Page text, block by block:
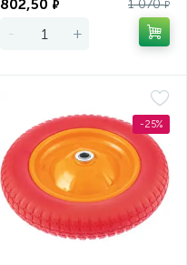
802,50 ₽ 1 070₽
- +
-25%